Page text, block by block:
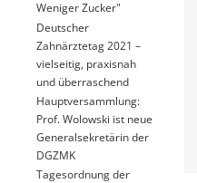
Weniger Zucker"
Deutscher
Zahnärztetag 2021 –
vielseitig, praxisnah
und überraschend
Hauptversammlung:
Prof. Wolowski ist neue
Generalsekretärin der
DGZMK
Tagesordnung der